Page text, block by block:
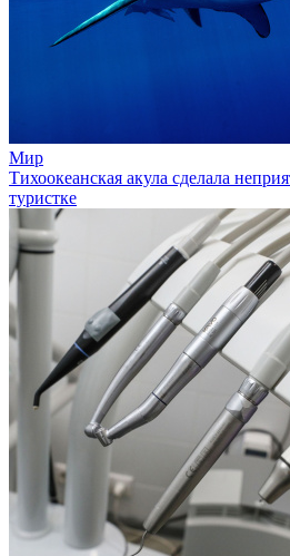
Мир
Тихоокеанская акула сделала
туристке